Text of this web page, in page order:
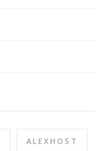
ALEXHOST